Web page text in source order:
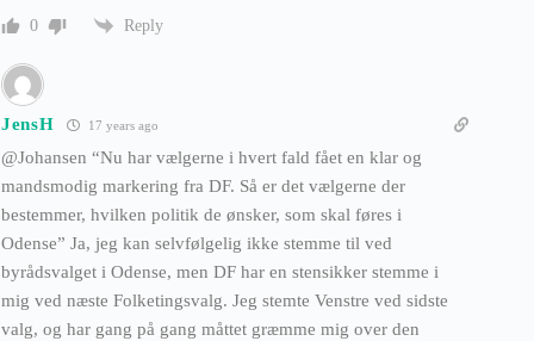
0 Reply
JensH 17 years ago
@Johansen “Nu har vælgerne i hvert fald fået en klar og
mandsmodig markering fra DF. Så er det vælgerne der
bestemmer, hvilken politik de ønsker, som skal føres i
Odense” Ja, jeg kan selvfølgelig ikke stemme til ved
byrådsvalget i Odense, men DF har en stensikker stemme i
mig ved næste Folketingsvalg. Jeg stemte Venstre ved sidste
valg, og har gang på gang måttet græmme mig over den